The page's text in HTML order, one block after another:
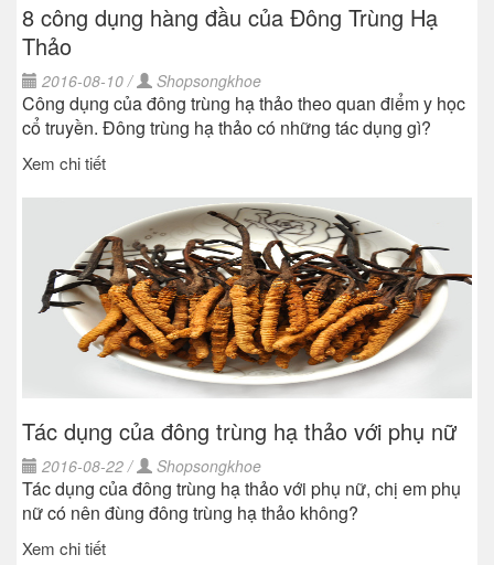
8 công dụng hàng đầu của Đông Trùng Hạ
Thảo
2016-08-10 / Shopsongkhoe
Công dụng của đông trùng hạ thảo theo quan điểm y học
cổ truyền. Đông trùng hạ thảo có những tác dụng gì?
Xem chi tiết
Tác dụng của đông trùng hạ thảo với phụ nữ
2016-08-22 / Shopsongkhoe
Tác dụng của đông trùng hạ thảo với phụ nữ, chị em phụ
nữ có nên đùng đông trùng hạ thảo không?
Xem chi tiết